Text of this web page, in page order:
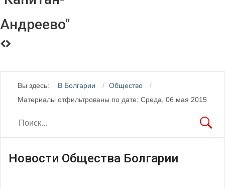
Андреево"
Вы здесь: В Болгарии
Общество
Материалы отфильтрованы по дате: Среда, 06 мая 2015
Новости Общества Болгарии